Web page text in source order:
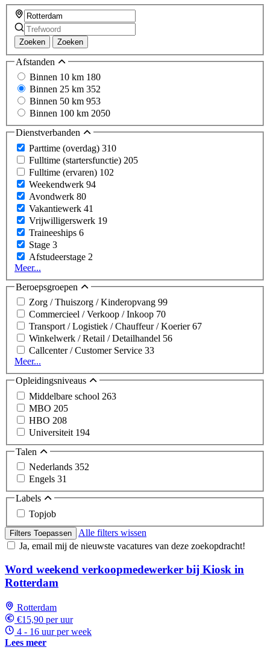
Zoeken Zoeken
Afstanden
Binnen 10 km 180
Binnen 25 km 352
Binnen 50 km 953
Binnen 100 km 2050
Dienstverbanden
Parttime (overdag) 310
Fulltime (startersfunctie) 205
Fulltime (ervaren) 102
Weekendwerk 94
Avondwerk 80
Vakantiewerk 41
Vrijwilligerswerk 19
Traineeships 6
Stage 3
Afstudeerstage 2
Meer...
Beroepsgroepen
Zorg / Thuiszorg / Kinderopvang 99
Commercieel / Verkoop / Inkoop 70
Transport / Logistiek / Chauffeur / Koerier67
Winkelwerk / Retail / Detailhandel 56
Callcenter / Customer Service 33
Meer...
Opleidingsniveaus
Middelbare school 263
MBO 205
HBO 208
Universiteit 194
Talen
Nederlands 352
Engels 31
Labels
Topjob
Filters Toepassen
Alle filters wissen
Ja, email mij de nieuwste vacatures van deze zoekopdracht!
Word weekend verkoopmedewerker bij Kiosk in
Rotterdam
Rotterdam
€15,90 per uur
4 - 16 uur per week
Lees meer